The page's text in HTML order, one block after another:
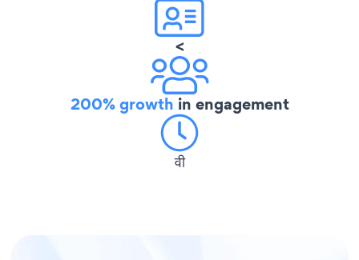
<
200% growth in engagement
वी